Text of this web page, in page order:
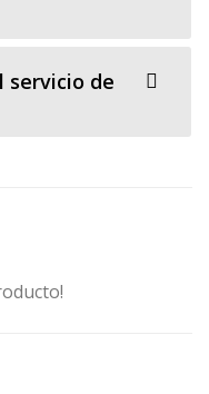
servicio de